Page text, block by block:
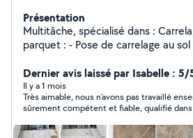
Présentation
Multitâche, spécialisé dans : Carrelage et pose de
parquet : - Pose de carrelage au sol et mural ; -
; - Pose de parquet flottant, stratifié ou contrecollé ; -
Finitions soignées et travail de
Dernier avis laissé par Isabelle : 5/
Il y a 1 mois
Très aimable, nous n’avons pas travaillé
sûrement compétent et fiable, qualifié